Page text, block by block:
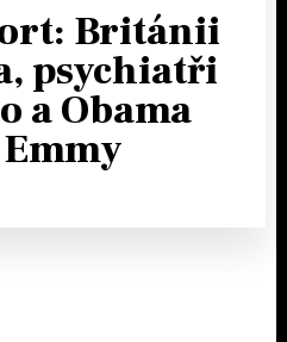
Británii
psychiatři
a Obama